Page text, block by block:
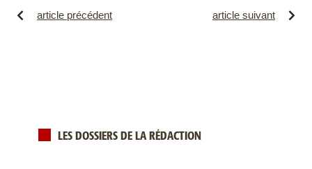
article précédent article suivant
LES DOSSIERS DE LA RÉDACTION